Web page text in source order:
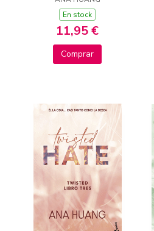
En stock
11,95 €
Comprar